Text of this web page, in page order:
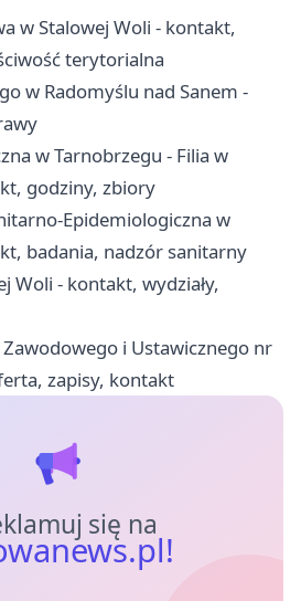
w Stalowej Woli - kontakt,
terytorialna
w Radomyślu nad Sanem -
w Tarnobrzegu - Filia w
godziny, zbiory
Epidemiologiczna w
badania, nadzór sanitarny
Woli - kontakt, wydziały,
Zawodowego i Ustawicznego nr
zapisy, kontakt
się na